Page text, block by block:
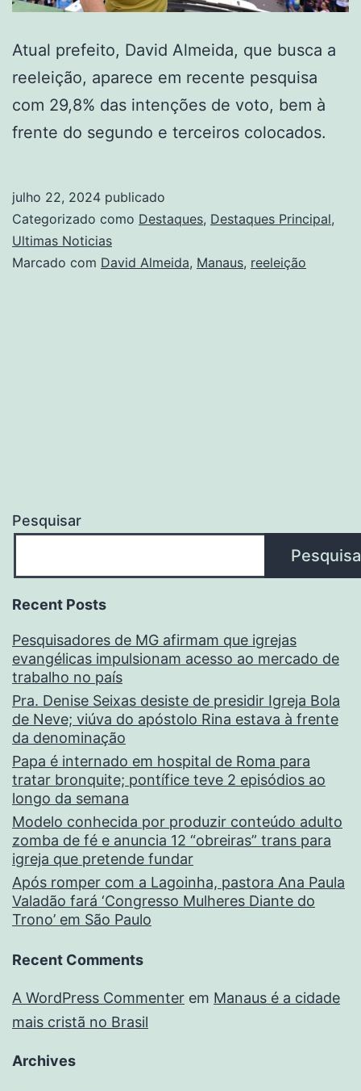
Atual prefeito, David Almeida, que busca a
reeleição, aparece em recente pesquisa
com 29,8% das intenções de voto, bem à
frente do segundo e terceiros colocados.
julho 22, 2024 publicado
Categorizado como Destaques, Destaques Principal,
Ultimas Noticias
Marcado com David Almeida, Manaus, reeleição
Pesquisar
Recent Posts
Pesquisadores de MG afirmam que igrejas
evangélicas impulsionam acesso ao mercado de
trabalho no país
Pra. Denise Seixas desiste de presidir Igreja Bola
de Neve; viúva do apóstolo Rina estava à frente
da denominação
Papa é internado em hospital de Roma para
tratar bronquite; pontífice teve 2 episódios ao
longo da semana
Modelo conhecida por produzir conteúdo adulto
zomba de fé e anuncia 12 “obreiras” trans para
igreja que pretende fundar
Após romper com a Lagoinha, pastora Ana Paula
Valadão fará ‘Congresso Mulheres Diante do
Trono’ em São Paulo
Recent Comments
A WordPress Commenter em Manaus é a cidade
mais cristã no Brasil
Archives